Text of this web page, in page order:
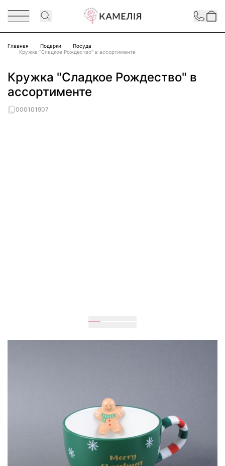
Перейти к содержимому
Contact
Главная Подарки
Посуда
Кружка "Сладкое Рождество" в ассортименте
Кружка "Сладкое Рождество" в
ассортименте
000101907